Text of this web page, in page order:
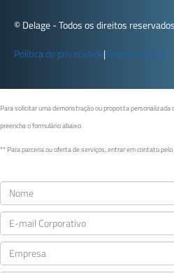
© Delage - Todos os direitos reservados
Política de privacidade|Termos de uso
Para solicitar uma demonstração ou proposta personalizada
preencha o formulário abaixo.
** Para parceria ou oferta de serviços, entrar em contato